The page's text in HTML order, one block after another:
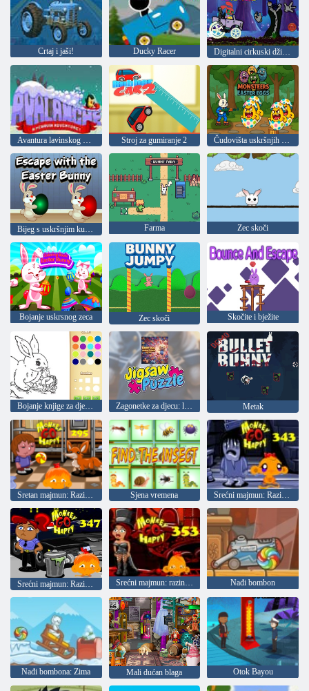
Crtaj i jaši! Ducky Racer Digitalni cirkuski džip avantura
Avantura lavinskog pingvina Stroj za gumiranje 2 Čudovišta uskršnjih jaja
Farma Zec skoči
Bojanje uskrsnog zeca Zec skoči Skočite i bježite
Bojanje knjige za djecu: Zec Zagonetke za djecu: lutkar zec Metak
Sretan majmun: Razina 295 Sjena vremena Srećni majmun: Razina 343
Srećni majmun: razina 353 Nađi bombon
Nađi bombona: Zima Mali dućan blaga Otok Bayou